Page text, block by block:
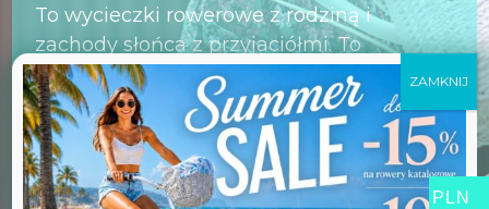
To wycieczki rowerowe z rodziną i
zachody słońca z przyjaciółmi. To
niezapomniane wakacje i energetyzujące
podróże do pracy. Plumbike to sposób na
życie. Plumbike to klasa sama w sobie, to
indywidualność, komfort i radość z jazdy.
PLN
ZAMKNIJ